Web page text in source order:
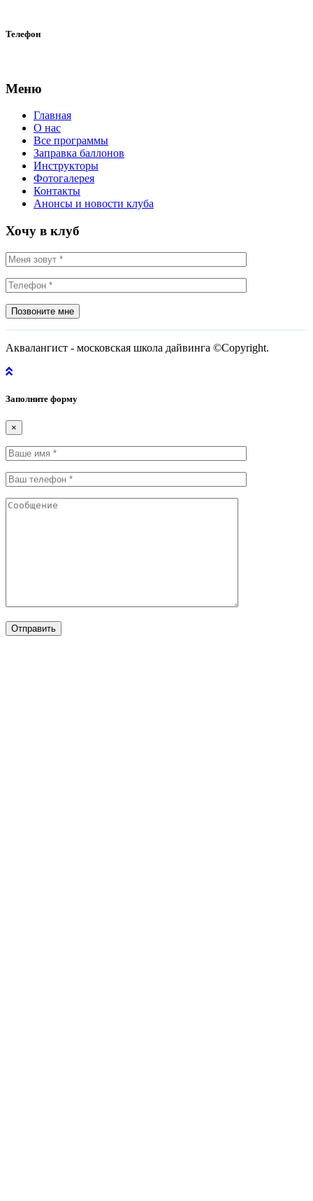
Телефон
Меню
Главная
О нас
Все программы
Заправка баллонов
Инструкторы
Фотогалерея
Контакты
Анонсы и новости клуба
Хочу в клуб
Позвоните мне
Аквалангист - московская школа дайвинга ©Copyright.
Заполните форму
×
Отправить